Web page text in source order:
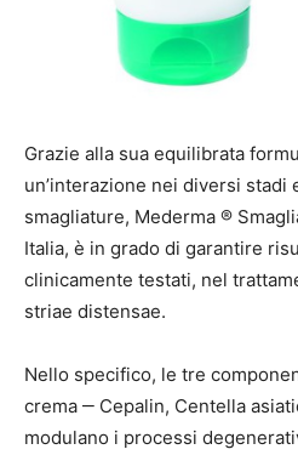
Grazie alla sua equilibrata
un’interazione nei diversi stadi
smagliature, Mederma ®
Italia, è in grado di garantire
clinicamente testati, nel
striae distensae.
Nello specifico, le tre
crema ‒ Cepalin, Centella
modulano i processi